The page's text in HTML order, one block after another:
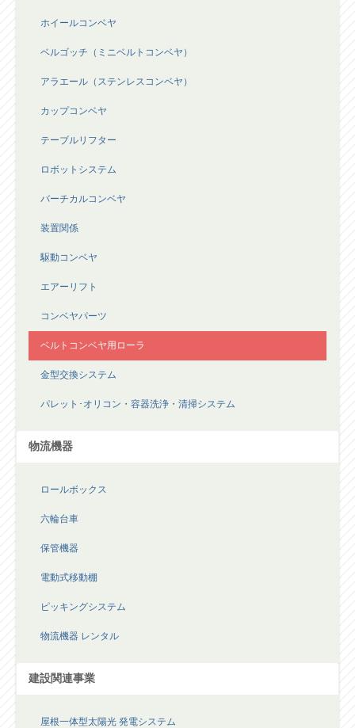
ホイールコンベヤ
ベルゴッチ（ミニベルトコンベヤ）
アラエール（ステンレスコンベヤ）
カップコンベヤ
テーブルリフター
ロボットシステム
バーチカルコンベヤ
装置関係
駆動コンベヤ
エアーリフト
コンベヤパーツ
ベルトコンベヤ用ローラ
金型交換システム
パレット･オリコン・容器洗浄・清掃システム
物流機器
ロールボックス
六輪台車
保管機器
電動式移動棚
ピッキングシステム
物流機器 レンタル
建設関連事業
屋根一体型太陽光 発電システム